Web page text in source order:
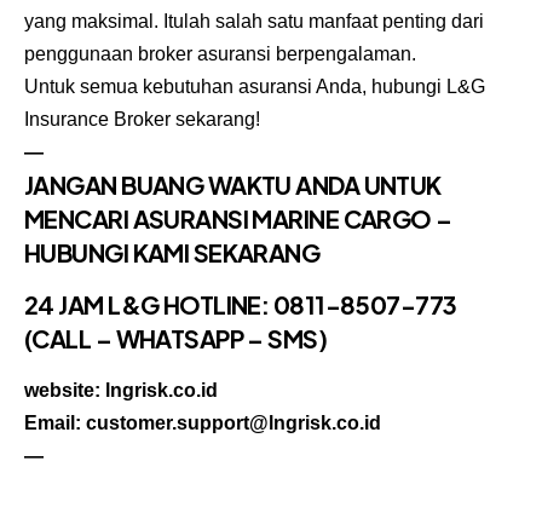
yang maksimal. Itulah salah satu manfaat penting dari
penggunaan broker asuransi berpengalaman.
Untuk semua kebutuhan asuransi Anda, hubungi L&G
Insurance Broker sekarang!
—
JANGAN BUANG WAKTU ANDA UNTUK
MENCARI ASURANSI MARINE CARGO –
HUBUNGI KAMI SEKARANG
24 JAM L&G HOTLINE: 0811-8507-773
(CALL – WHATSAPP – SMS)
website: lngrisk.co.id
Email: customer.support@lngrisk.co.id
—